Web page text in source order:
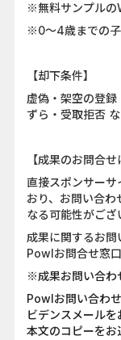
※無料サンプルの
※0～4歳までの子
【却下条件】
虚偽・架空の登
ずら・受取拒否
【成果のお問合せ
直接スポンサーサ
おり、お問い合わ
なる可能性がござ
成果に関するお
Powlお問合せ窓
※成果お問い合わ
Powlお問い合わ
ビデンスメール
本文のコピーをお